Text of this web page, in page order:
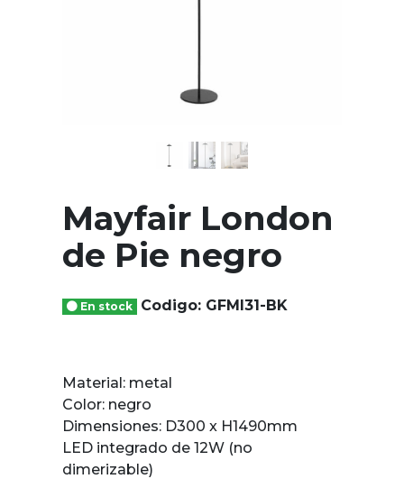
Mayfair London
de Pie negro
En stock Codigo: GFMI31-BK
Material: metal
Color: negro
Dimensiones: D300 x H1490mm
LED integrado de 12W (no
dimerizable)